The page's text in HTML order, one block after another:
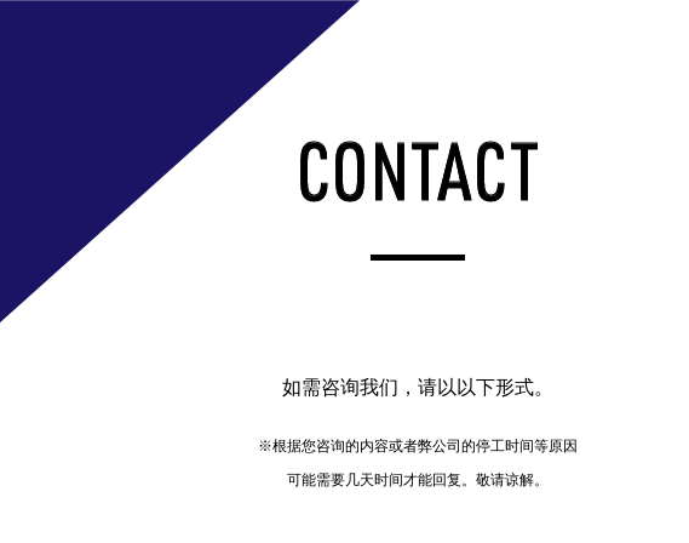
CONTACT
如需咨询我们，请以以下形式。
※根据您咨询的内容或者弊公司的停工时间等原因
可能需要几天时间才能回复。敬请谅解。